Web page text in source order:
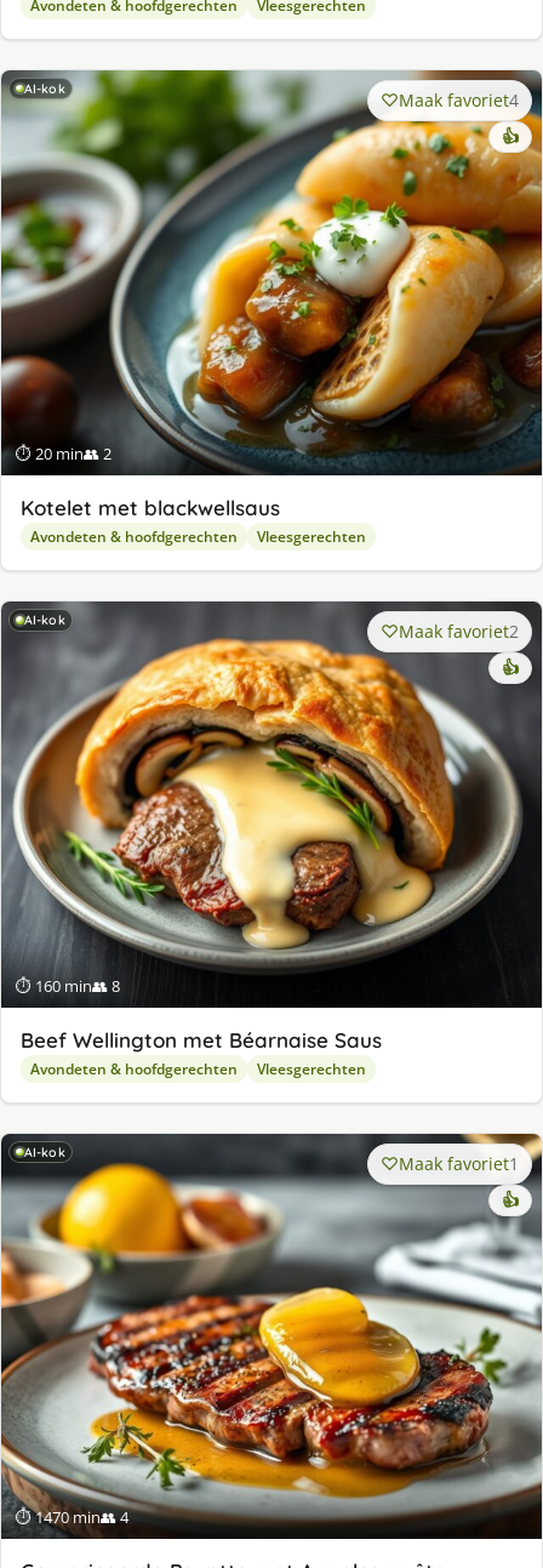
Avondeten & hoofdgerechten Vleesgerechten
AI-kok
⏱ 20 min👥 2
Maak favoriet4
👍
Kotelet met blackwellsaus
Avondeten & hoofdgerechten Vleesgerechten
AI-kok
⏱ 160 min👥 8
Maak favoriet2
👍
Beef Wellington met Béarnaise Saus
Avondeten & hoofdgerechten Vleesgerechten
AI-kok
⏱ 1470 min👥 4
Maak favoriet1
👍